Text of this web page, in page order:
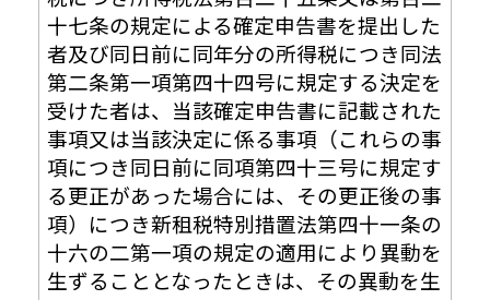
十七条の規定による確定申告書を提出した
者及び同日前に同年分の所得税につき同法
第二条第一項第四十四号に規定する決定を
受けた者は、当該確定申告書に記載された
事項又は当該決定に係る事項（これらの事
項につき同日前に同項第四十三号に規定す
る更正があった場合には、その更正後の事
項）につき新租税特別措置法第四十一条の
十六の二第一項の規定の適用により異動を
生ずることとなったときは、その異動を生